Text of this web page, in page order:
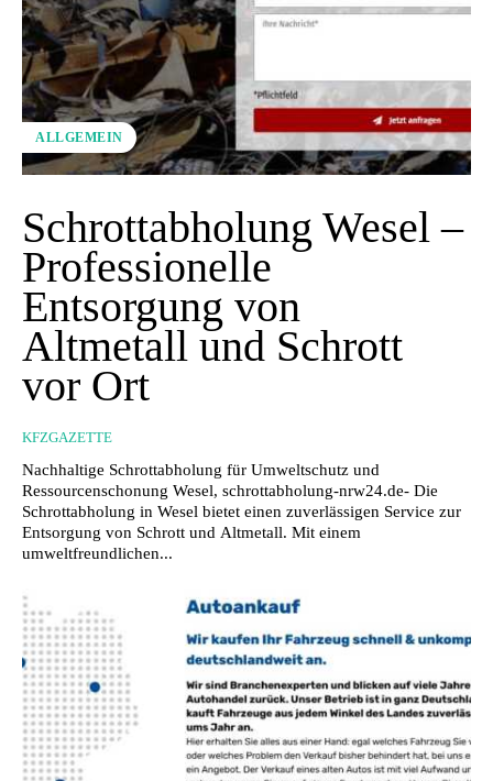
ALLGEMEIN
Schrottabholung Wesel –
Professionelle
Entsorgung von
Altmetall und Schrott
vor Ort
KFZGAZETTE
Nachhaltige Schrottabholung für Umweltschutz und
Ressourcenschonung Wesel, schrottabholung-nrw24.de- Die
Schrottabholung in Wesel bietet einen zuverlässigen Service zur
Entsorgung von Schrott und Altmetall. Mit einem
umweltfreundlichen...